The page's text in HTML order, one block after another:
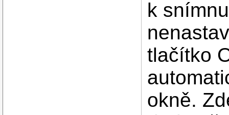
k
tlačítko
okně.